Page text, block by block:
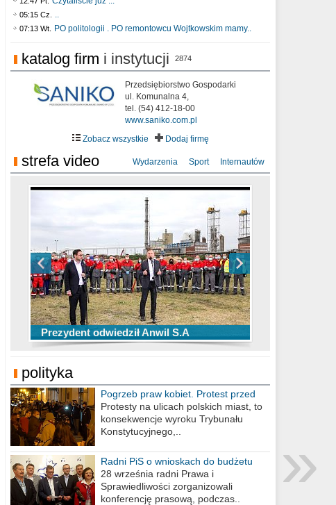
05:15 Cz. ..
07:13 Wt. PO politologii . PO remontowcu Wojtkowskim mamy..
katalog firm i instytucji 2874
Przedsiębiorstwo Gospodarki
ul. Komunalna 4,
tel. (54) 412-18-00
www.saniko.com.pl
Zobacz wszystkie
Dodaj firmę
strefa video Wydarzenia Sport Internautów
Prezydent odwiedził Anwil S.A
TOP 10 przechwytów Anwilu Włocławek
w EBL w sezonie 2019/2020
TOP 5 rzutów Anwilu Włocławek w BCL
w sezonie 2019/2020
Ni To Ponk - W oczach mamy strach
sixf33t .Last Year DRONE FOOTAGE
Włocławek
XXIII Sesja Rady Miasta Włocławek VIII
kadencji w dniu 09.06.2020 r.
polityka
Pogrzeb praw kobiet. Protest przed
biurem poselskim PiS
Protesty na ulicach polskich miast, to
konsekwencje wyroku Trybunału
Konstytucyjnego,..
Radni PiS o wnioskach do budżetu
miasta na 2021 rok
28 września radni Prawa i
Sprawiedliwości zorganizowali
konferencję prasową, podczas..
»